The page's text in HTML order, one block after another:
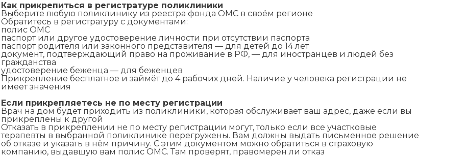
Как прикрепиться в регистратуре поликлиники
Выберите любую поликлинику из реестра фонда ОМС в своём регионе
Обратитесь в регистратуру с документами:
полис ОМС
паспорт или другое удостоверение личности при отсутствии паспорта
паспорт родителя или законного представителя — для детей до 14 лет
документ, подтверждающий право на проживание в РФ, — для иностранцев и людей без
гражданства
удостоверение беженца — для беженцев
Прикрепление бесплатное и займёт до 4 рабочих дней. Наличие у человека регистрации не
имеет значения
Если прикрепляетесь не по месту регистрации
Врач на дом будет приходить из поликлиники, которая обслуживает ваш адрес, даже если вы
прикреплены к другой
Отказать в прикреплении не по месту регистрации могут, только если все участковые
терапевты в выбранной поликлинике перегружены. Вам должны выдать письменное решение
об отказе и указать в нём причину. С этим документом можно обратиться в страховую
компанию, выдавшую вам полис ОМС. Там проверят, правомерен ли отказ